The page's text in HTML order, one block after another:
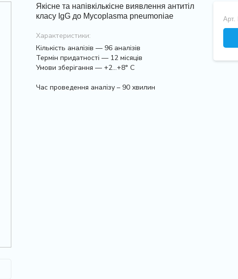
Якісне та напівкількісне виявлення антитіл
класу IgG до Mycoplasma pneumoniae
Характеристики:
Кількість аналізів — 96 аналізів
Термін придатності — 12 місяців
Умови зберігання — +2…+8° С
Час проведення аналізу – 90 хвилин
Арт.